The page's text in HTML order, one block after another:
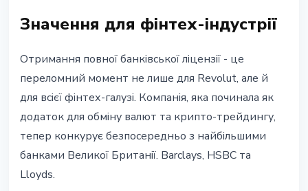
Значення для фінтех-індустрії
Отримання повної банківської ліцензії - це
переломний момент не лише для Revolut, але й
для всієї фінтех-галузі. Компанія, яка починала як
додаток для обміну валют та крипто-трейдингу,
тепер конкурує безпосередньо з найбільшими
банками Великої Британії. Barclays, HSBC та
Lloyds.